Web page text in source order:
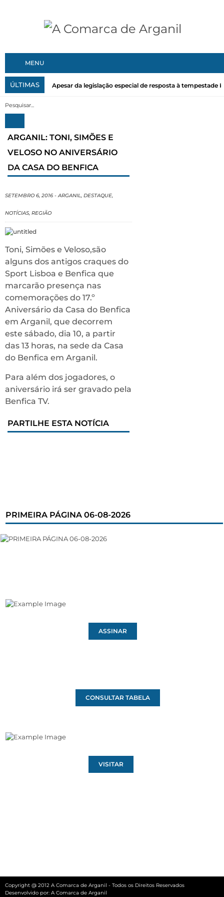
MENU
ÚLTIMAS Apesar da legislação especial de resposta à tempestade
ARGANIL: TONI, SIMÕES E
VELOSO NO ANIVERSÁRIO
DA CASA DO BENFICA
SETEMBRO 6, 2016 -ARGANIL, DESTAQUE,
NOTÍCIAS, REGIÃO
Toni, Simões e Veloso,são
alguns dos antigos craques do
Sport Lisboa e Benfica que
marcarão presença nas
comemorações do 17.º
Aniversário da Casa do Benfica
em Arganil, que decorrem
este sábado, dia 10, a partir
das 13 horas, na sede da Casa
do Benfica em Arganil.
Para além dos jogadores, o
aniversário irá ser gravado pela
Benfica TV.
PARTILHE ESTA NOTÍCIA
PRIMEIRA PÁGINA 06-08-2026
ASSINAR
CONSULTAR TABELA
VISITAR
Copyright @ 2012 A Comarca de Arganil - Todos os Direitos Reservados
Desenvolvido por: A Comarca de Arganil